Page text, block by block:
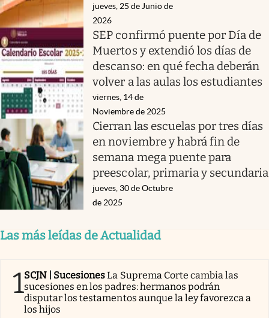
jueves, 25 de Junio de
2026
SEP confirmó puente por Día de
Muertos y extendió los días de
descanso: en qué fecha deberán
volver a las aulas los estudiantes
viernes, 14 de
Noviembre de 2025
Cierran las escuelas por tres días
en noviembre y habrá fin de
semana mega puente para
preescolar, primaria y secundaria
jueves, 30 de Octubre
de 2025
Las más leídas de Actualidad
1SCJN | SucesionesLa Suprema Corte cambia las
sucesiones en los padres: hermanos podrán
disputar los testamentos aunque la ley favorezca a
los hijos